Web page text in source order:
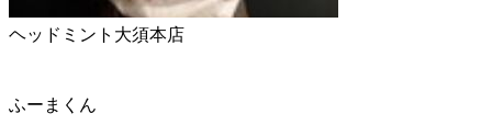
ヘッドミント大須本店
ふーまくん